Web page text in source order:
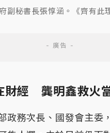
副秘書長張惇涵。《齊有此
財經 龔明鑫救火
政務次長、國發會主委